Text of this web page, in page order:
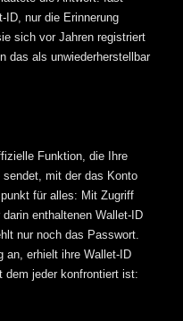
nur die Erinnerung
sich vor Jahren registriert
das als unwiederherstellbar
Funktion, die Ihre
mit der das Konto
für alles: Mit Zugriff
enthaltenen Wallet-ID
nur noch das Passwort.
an, erhielt ihre Wallet-ID
dem jeder konfrontiert ist: